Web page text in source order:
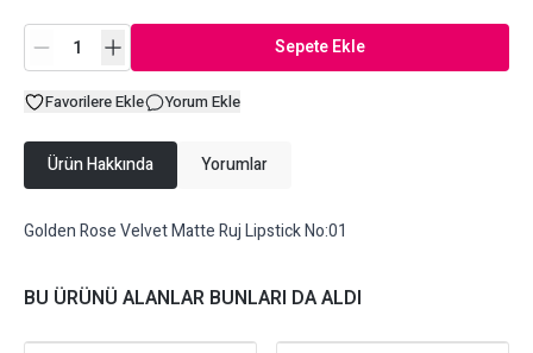
Sepete Ekle
Favorilere Ekle Yorum Ekle
Ürün Hakkında Yorumlar
Golden Rose Velvet Matte Ruj Lipstick No:01
BU ÜRÜNÜ ALANLAR BUNLARI DA ALDI